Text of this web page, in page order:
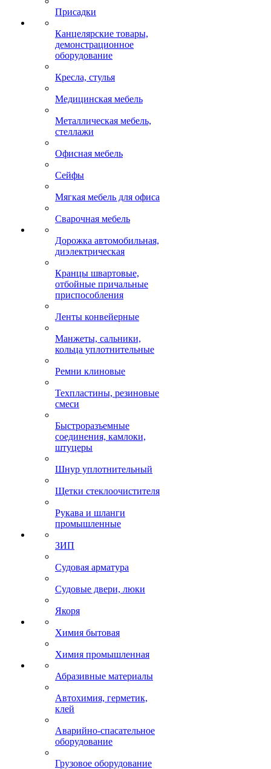
Присадки
Канцелярские товары,
демонстрационное
оборудование
Кресла, стулья
Медицинская мебель
Металлическая мебель,
стеллажи
Офисная мебель
Сейфы
Мягкая мебель для офиса
Сварочная мебель
Дорожка автомобильная,
диэлектрическая
Кранцы швартовые,
отбойные причальные
приспособления
Ленты конвейерные
Манжеты, сальники,
кольца уплотнительные
Ремни клиновые
Техпластины, резиновые
смеси
Быстроразъемные
соединения, камлоки,
штуцеры
Шнур уплотнительный
Щетки стеклоочистителя
Рукава и шланги
промышленные
ЗИП
Судовая арматура
Судовые двери, люки
Якоря
Химия бытовая
Химия промышленная
Абразивные материалы
Автохимия, герметик,
клей
Аварийно-спасательное
оборудование
Грузовое оборудование